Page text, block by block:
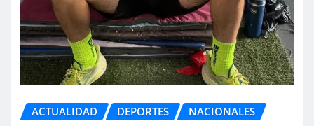
ACTUALIDAD DEPORTES NACIONALES